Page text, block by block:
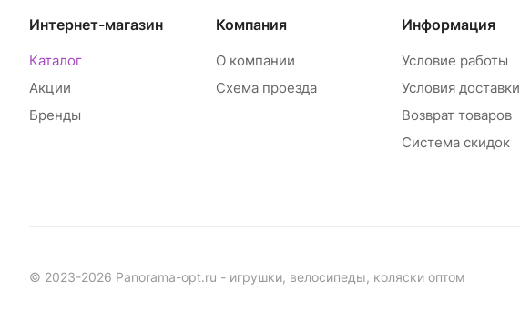
Интернет-магазин
Каталог
Акции
Бренды
Компания
О компании
Схема проезда
Информация
Условие работы
Условия доставки
Возврат товаров
Система скидок
© 2023-2026 Panorama-opt.ru - игрушки, велосипеды, коляски оптом